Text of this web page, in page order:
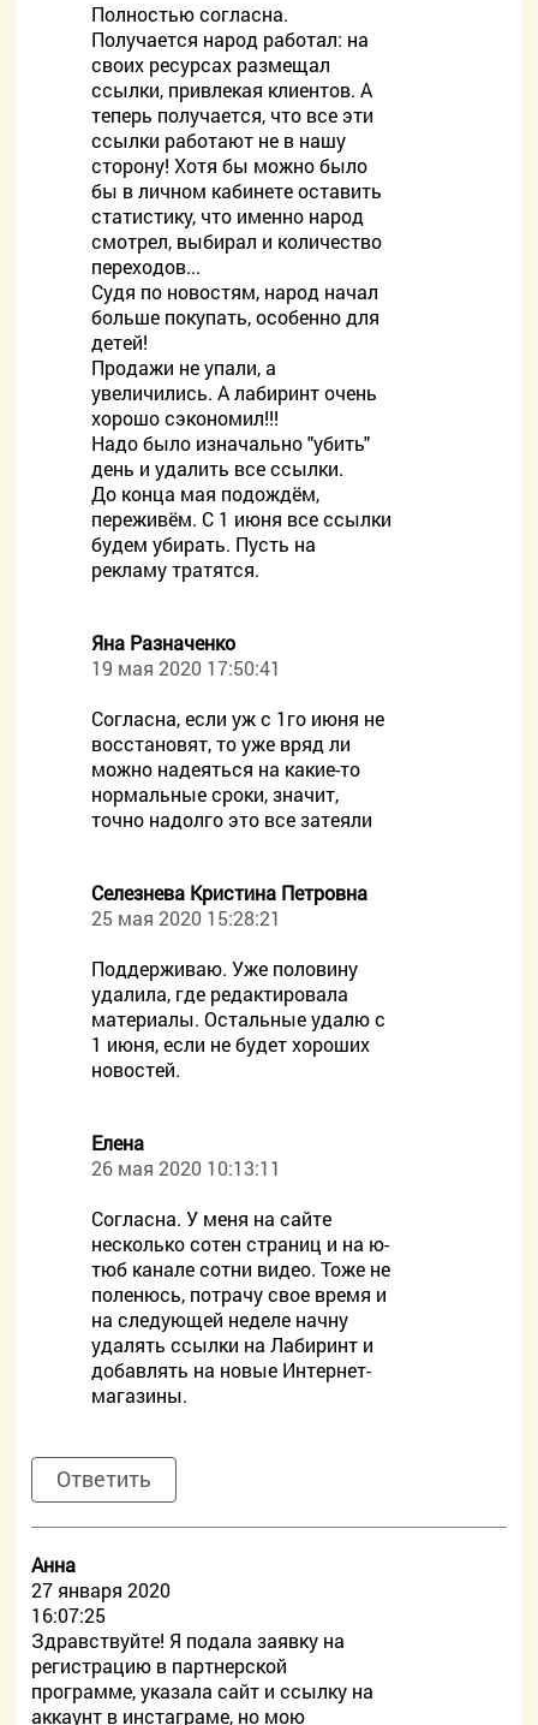
Полностью согласна.
Получается народ работал: на
своих ресурсах размещал
ссылки, привлекая клиентов. А
теперь получается, что все эти
ссылки работают не в нашу
сторону! Хотя бы можно было
бы в личном кабинете оставить
статистику, что именно народ
смотрел, выбирал и количество
переходов...
Судя по новостям, народ начал
больше покупать, особенно для
детей!
Продажи не упали, а
увеличились. А лабиринт очень
хорошо сэкономил!!!
Надо было изначально "убить"
день и удалить все ссылки.
До конца мая подождём,
переживём. С 1 июня все ссылки
будем убирать. Пусть на
рекламу тратятся.
Яна Разначенко
19 мая 2020 17:50:41
Согласна, если уж с 1го июня не
восстановят, то уже вряд ли
можно надеяться на какие-то
нормальные сроки, значит,
точно надолго это все затеяли
Селезнева Кристина Петровна
25 мая 2020 15:28:21
Поддерживаю. Уже половину
удалила, где редактировала
материалы. Остальные удалю с
1 июня, если не будет хороших
новостей.
Елена
26 мая 2020 10:13:11
Согласна. У меня на сайте
несколько сотен страниц и на ю-
тюб канале сотни видео. Тоже не
поленюсь, потрачу свое время и
на следующей неделе начну
удалять ссылки на Лабиринт и
добавлять на новые Интернет-
магазины.
Ответить
Анна
27 января 2020
16:07:25
Здравствуйте! Я подала заявку на
регистрацию в партнерской
программе, указала сайт и ссылку на
аккаунт в инстаграме, но мою